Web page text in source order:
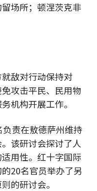
场所；顿涅茨克非
敌对行动保持对
攻击平民、民用物
机构开展工作。
责在敖德萨州维持
该研讨会探讨了人
用性。红十字国际
20名官员举办了另
的研讨会。